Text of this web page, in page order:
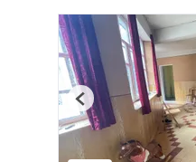
Previous